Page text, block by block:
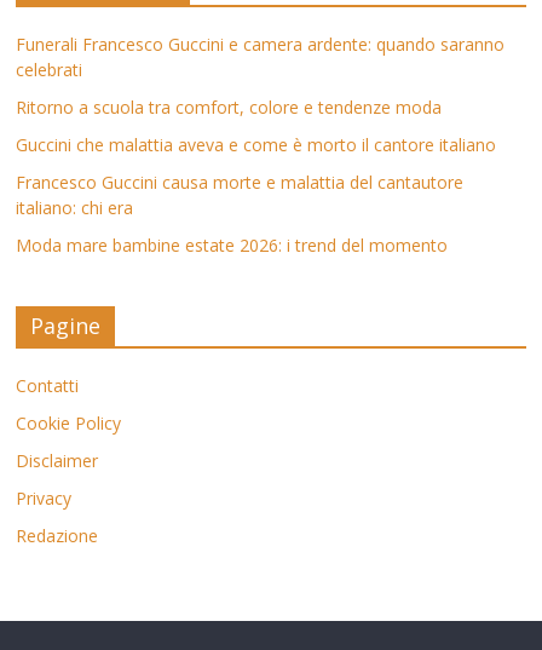
Funerali Francesco Guccini e camera ardente: quando saranno
celebrati
Ritorno a scuola tra comfort, colore e tendenze moda
Guccini che malattia aveva e come è morto il cantore italiano
Francesco Guccini causa morte e malattia del cantautore
italiano: chi era
Moda mare bambine estate 2026: i trend del momento
Pagine
Contatti
Cookie Policy
Disclaimer
Privacy
Redazione